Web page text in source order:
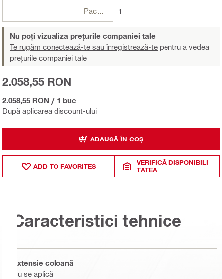
1
Nu poți vizualiza prețurile companiei tale
Te rugăm conectează-te sau înregistrează-te pentru a vedea
prețurile companiei tale
După aplicarea discount-ului
2.058,55 RON
2.058,55 RON / 1 buc
ADAUGĂ ÎN COȘ
ADD TO FAVORITES
VERIFICĂ DISPONIBILI
TATEA
Caracteristici tehnice
Extensie coloană
Nu se aplică